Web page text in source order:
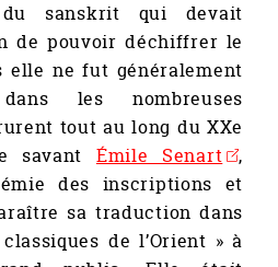
sanskrit qui devait
de pouvoir déchiffrer le
elle ne fut généralement
les nombreuses
tout au long du XXe
savant Émile Senart
,
des inscriptions et
sa traduction dans
de l’Orient » à